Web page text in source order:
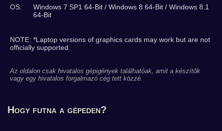
OS:
Windows 7 SP1 64-Bit / Windows 8 64-Bit / Windows 8.1
64-Bit
NOTE: *Laptop versions of graphics cards may work but are not
officially supported.
Az oldalon csak hivatalos gépigények találhatóak, amit a készítők
vagy egy hivatalos forgalmazó cég tett közzé.
Hogy futna a gépeden?